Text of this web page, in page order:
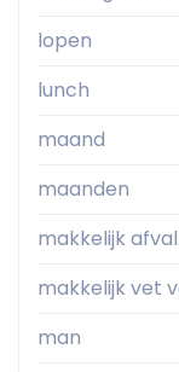
lopen
lunch
maand
maanden
makkelijk
makkelijk vet
man